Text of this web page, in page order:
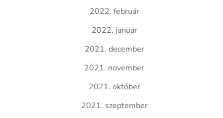
2022. február
2022. január
2021. december
2021. november
2021. október
2021. szeptember